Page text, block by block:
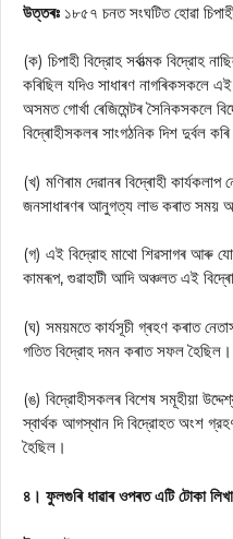
উত্তৰঃ ১৮৫৭ চনত সংঘটিত হোৱা
(ক) চিপাহী বিদ্রোহ সর্বাত্মক বিদ্রোহ
কৰিছিল যদিও সাধাৰণ নাগৰিকসকলে
অসমত গোর্খা ৰেজিমেন্টৰ সৈনিকসকলে
বিদ্ৰোহীসকলৰ সাংগঠনিক দিশ দুৰ্বল
(খ) মণিৰাম দেৱানৰ বিদ্ৰোহী
জনসাধাৰণৰ আনুগত্য লাভ কৰাত সময়
(গ) এই বিদ্রোহ মাথো শিৱসাগৰ আৰু
কামৰূপ, গুৱাহাটী আদি অঞ্চলত এই
(ঘ) সময়মতে কার্যসূচী গ্ৰহণ কৰাত
গতিত বিদ্রোহ দমন কৰাত সফল হৈছিল।
(ঙ) বিদ্রোহীসকলৰ বিশেষ সমূহীয়া
স্বার্থক আগস্থান দি বিদ্রোহত অংশ
হৈছিল।
৪। ফুলগুৰি ধাৱাৰ ওপৰত এটি টোকা